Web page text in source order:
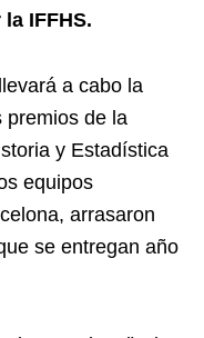
IFFHS.
a cabo la
premios de la
y Estadística
equipos
arrasaron
se entregan año